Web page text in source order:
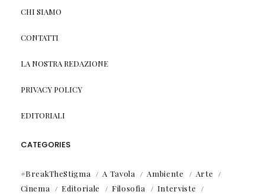
CHI SIAMO
CONTATTI
LA NOSTRA REDAZIONE
PRIVACY POLICY
EDITORIALI
CATEGORIES
#BreakTheStigma A Tavola Ambiente
Arte
Cinema
Editoriale Filosofia
Interviste